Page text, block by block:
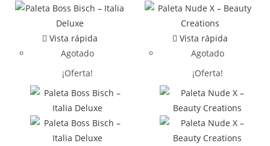
Vista rápida
Agotado
¡Oferta!
Vista rápida
Agotado
¡Oferta!